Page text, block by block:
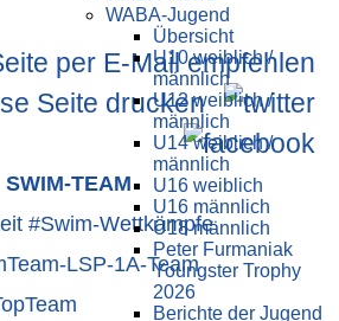
WABA-Jugend
Übersicht
U10 weiblich /
männlich
U12 weiblich /
männlich
U14 weiblich /
männlich
U16 weiblich
U16 männlich
U18 männlich
Peter Furmaniak
Youngster Trophy
2026
Berichte der Jugend
SWIM-TEAM
#Swim-Wett­kämpfe
LSP-1A-Team